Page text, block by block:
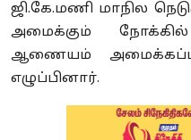
ஜி.கே.மணி மாநில
அமைக்கும்
ஆணையம்
எழுப்பினார்.